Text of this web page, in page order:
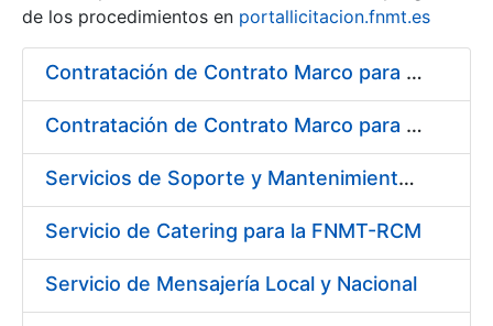
Show/Hide
de los procedimientos en portallicitacion.fnmt.es
Contratación de Contrato Marco para el Suministro de Material de Fontanería y Repuestos de Aire Acondicionado, bienio 2018-2019
Contratación de Contrato Marco para el Suministro de Material de Ferretería, Bienio 2018-2019
Servicios de Soporte y Mantenimiento de Licencias de Software IBM para Fábrica Nacional de Moneda y Timbre-Real Casa de la Moneda (FNMT-RCM)
Servicio de Catering para la FNMT-RCM
Servicio de Mensajería Local y Nacional